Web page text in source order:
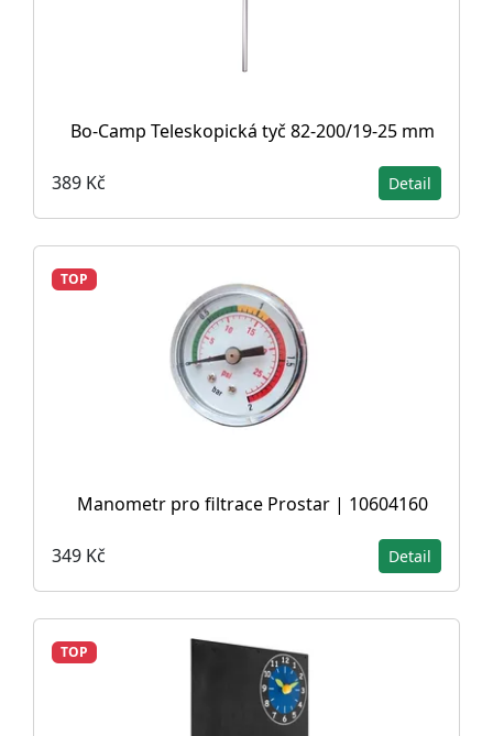
Bo-Camp Teleskopická tyč 82-200/19-25 mm
389 Kč Detail
TOP
Manometr pro filtrace Prostar | 10604160
349 Kč Detail
TOP